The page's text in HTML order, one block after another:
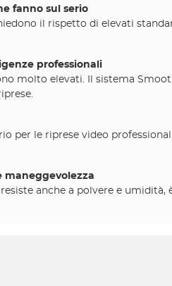
fanno sul serio
il rispetto di elevati
professionali
molto elevati. Il sistema
per le riprese video
maneggevolezza
anche a polvere e